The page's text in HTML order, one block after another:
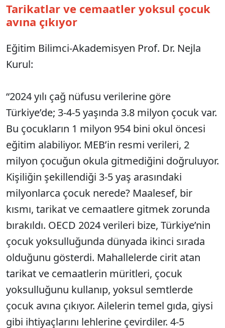
Tarikatlar ve cemaatler yoksul çocuk
avına çıkıyor
Eğitim Bilimci-Akademisyen Prof. Dr. Nejla
Kurul:
“2024 yılı çağ nüfusu verilerine göre
Türkiye’de; 3-4-5 yaşında 3.8 milyon çocuk var.
Bu çocukların 1 milyon 954 bini okul öncesi
eğitim alabiliyor. MEB’in resmi verileri, 2
milyon çocuğun okula gitmediğini doğruluyor.
Kişiliğin şekillendiği 3-5 yaş arasındaki
milyonlarca çocuk nerede? Maalesef, bir
kısmı, tarikat ve cemaatlere gitmek zorunda
bırakıldı. OECD 2024 verileri bize, Türkiye’nin
çocuk yoksulluğunda dünyada ikinci sırada
olduğunu gösterdi. Mahallelerde cirit atan
tarikat ve cemaatlerin müritleri, çocuk
yoksulluğunu kullanıp, yoksul semtlerde
çocuk avına çıkıyor. Ailelerin temel gıda, giysi
gibi ihtiyaçlarını lehlerine çevirdiler. 4-5